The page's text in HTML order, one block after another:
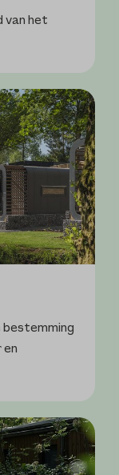
van het
bestemming
en